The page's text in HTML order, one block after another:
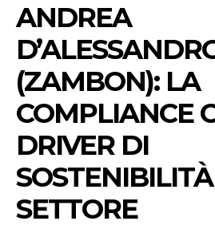
ANDREA
(ZAMBON): LA
COMPLIANCE
DRIVER DI
SETTORE